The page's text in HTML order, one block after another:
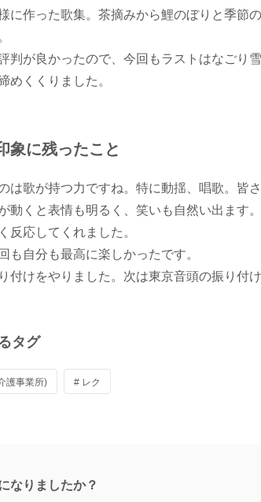
に作った歌集。茶摘みから鯉のぼりと季節
判が良かったので、今回もラストはなごり
めくくりました。
象に残ったこと
歌が持つ力ですね。特に動揺、唱歌。皆
動くと表情も明るく、笑いも自然い出ます。
応してくれました。
自分も最高に楽しかったです。
けをやりました。次は東京音頭の振り付け
タグ
護事業所) # レク
なりましたか？